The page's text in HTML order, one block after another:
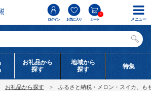
ログイン お気に入り カート
0
お礼品から
探す
地域から
探す
特集
お礼品から探す ふるさと納税・メロン・スイカ、も
メニュー